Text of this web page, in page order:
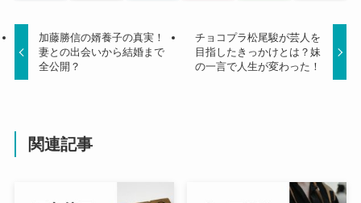
加藤勝信の婿養子の真実！
妻との出会いから結婚まで
全公開？
チョコプラ松尾駿が芸人を
目指したきっかけとは？妹
の一言で人生が変わった！
関連記事